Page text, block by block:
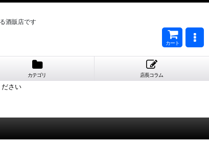
酒販店です
カート
カテゴリ 店長コラム
さい